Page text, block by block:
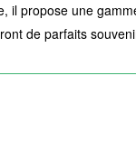
il propose une
de parfaits